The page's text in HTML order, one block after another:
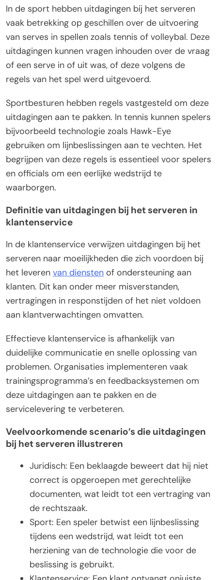
In de sport hebben uitdagingen bij het serveren
vaak betrekking op geschillen over de uitvoering
van serves in spellen zoals tennis of volleybal. Deze
uitdagingen kunnen vragen inhouden over de vraag
of een serve in of uit was, of deze volgens de
regels van het spel werd uitgevoerd.
Sportbesturen hebben regels vastgesteld om deze
uitdagingen aan te pakken. In tennis kunnen spelers
bijvoorbeeld technologie zoals Hawk-Eye
gebruiken om lijnbeslissingen aan te vechten. Het
begrijpen van deze regels is essentieel voor spelers
en officials om een eerlijke wedstrijd te
waarborgen.
Definitie van uitdagingen bij het serveren in
klantenservice
In de klantenservice verwijzen uitdagingen bij het
serveren naar moeilijkheden die zich voordoen bij
het leveren van diensten of ondersteuning aan
klanten. Dit kan onder meer misverstanden,
vertragingen in responstijden of het niet voldoen
aan klantverwachtingen omvatten.
Effectieve klantenservice is afhankelijk van
duidelijke communicatie en snelle oplossing van
problemen. Organisaties implementeren vaak
trainingsprogramma’s en feedbacksystemen om
deze uitdagingen aan te pakken en de
servicelevering te verbeteren.
Veelvoorkomende scenario’s die uitdagingen
bij het serveren illustreren
Juridisch: Een beklaagde beweert dat hij niet
correct is opgeroepen met gerechtelijke
documenten, wat leidt tot een vertraging van
de rechtszaak.
Sport: Een speler betwist een lijnbeslissing
tijdens een wedstrijd, wat leidt tot een
herziening van de technologie die voor de
beslissing is gebruikt.